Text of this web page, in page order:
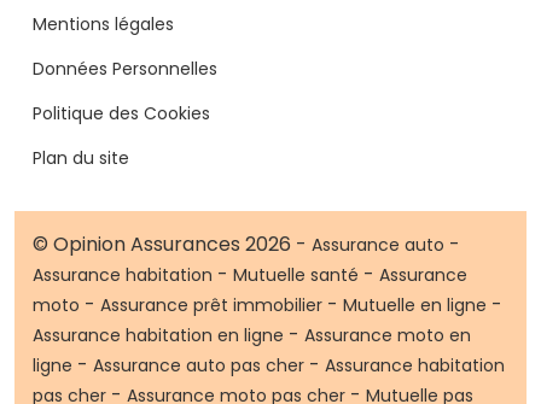
Mentions légales
Données Personnelles
Politique des Cookies
Plan du site
© Opinion Assurances 2026 - Assurance auto -
Assurance habitation - Mutuelle santé - Assurance
moto - Assurance prêt immobilier - Mutuelle en ligne -
Assurance habitation en ligne - Assurance moto en
ligne - Assurance auto pas cher - Assurance habitation
pas cher - Assurance moto pas cher - Mutuelle pas